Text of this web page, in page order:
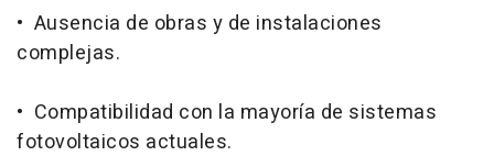
• Ausencia de obras y de instalaciones
complejas.
• Compatibilidad con la mayoría de sistemas
fotovoltaicos actuales.